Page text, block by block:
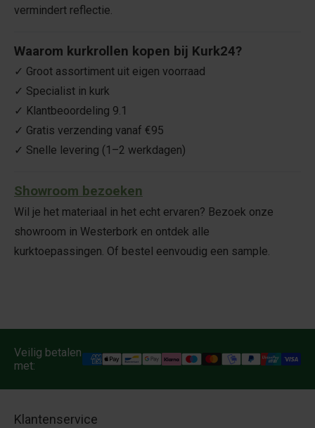
vermindert reflectie.
Waarom kurkrollen kopen bij Kurk24?
✓ Groot assortiment uit eigen voorraad
✓ Specialist in kurk
✓ Klantbeoordeling 9.1
✓ Gratis verzending vanaf €95
✓ Snelle levering (1–2 werkdagen)
Showroom bezoeken
Wil je het materiaal in het echt ervaren? Bezoek onze
showroom in Westerbork en ontdek alle
kurktoepassingen. Of bestel eenvoudig een sample.
Veilig betalen
met:
Klantenservice